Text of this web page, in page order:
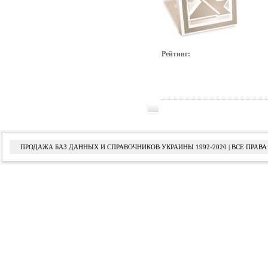
Рейтинг:
ПРОДАЖА БАЗ ДАННЫХ И СПРАВОЧНИКОВ УКРАИНЫ 1992-2020 | ВСЕ